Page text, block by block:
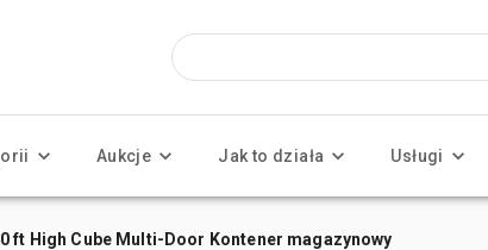
Aukcje Jak to działa Usługi
ft High Cube Multi-Door Kontener magazynowy